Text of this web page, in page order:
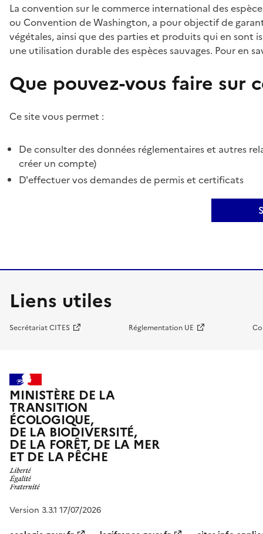
La convention sur le commerce international des
ou Convention de Washington, a pour objectif de
végétales, ainsi que des parties et produits qui en sont
une utilisation durable des espèces sauvages. Pour en
Que pouvez-vous faire sur
Ce site vous permet :
De consulter des données réglementaires et autres
créer un compte)
D'effectuer vos demandes de permis et certificats
Liens utiles
Secrétariat CITES Réglementation UE
MINISTÈRE DE LA
TRANSITION
ÉCOLOGIQUE,
DE LA BIODIVERSITÉ,
DE LA FORÊT, DE LA MER
ET DE LA PÊCHE
Version 3.3.1 17/07/2026